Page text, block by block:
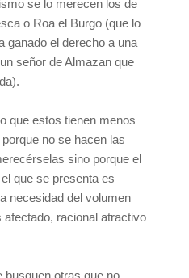
se lo merecen los de
o Roa el Burgo (que lo
ganado el derecho a una
señor de Almazan que
que estos tienen menos
no se hacen las
sino porque el
que se presenta es
necesidad del volumen
afectado, racional atractivo
busquen otras que no